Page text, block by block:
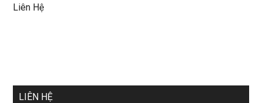
Liên Hệ
LIÊN HỆ